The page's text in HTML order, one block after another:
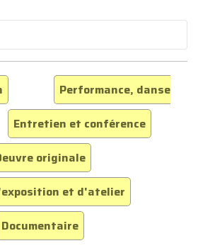
Performance, danse
Entretien et conférence
originale
et d'atelier
Documentaire